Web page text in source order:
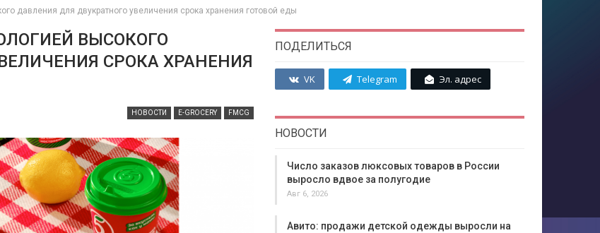
давления для двукратного увеличения срока хранения готовой еды
ВЫСОКОГО
СРОКА ХРАНЕНИЯ
НОВОСТИ E-GROCERY FMCG
ПОДЕЛИТЬСЯ
VK Telegram Эл. адрес
НОВОСТИ
Число заказов люксовых товаров в России
выросло вдвое за полугодие
Авг 6, 2026
Авито: продажи детской одежды выросли на